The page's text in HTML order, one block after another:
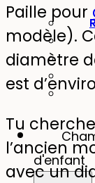
d'enfant
Paille pour
modèle).
diamètre
est
Tu
l’ancien
avec un